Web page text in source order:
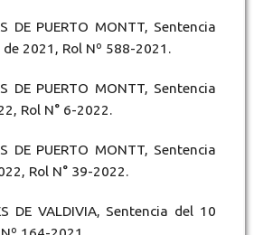
DE PUERTO MONTT, Sentencia
2021, Rol Nº 588-2021.
DE PUERTO MONTT, Sentencia
Rol N° 6-2022.
DE PUERTO MONTT, Sentencia
Rol N° 39-2022.
DE VALDIVIA, Sentencia del 10